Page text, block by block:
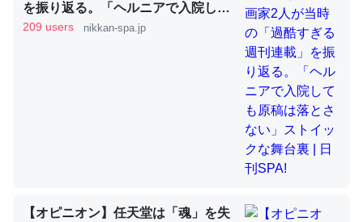
これを元に考えるとカルシウムを大量に使う脊椎動物と貝
類は苦労してるんだな…。腹足類だと殻を無くしてナメク
─ニュース :: 【研究発表】昆虫学の大問題＝「昆虫はなぜ海にいな
を振り返る。「ヘルニアで入院して
も原稿は落とさない」ストイックな
209 users nikkan-spa.jp
【オピニオン】任天堂は「魂」を失